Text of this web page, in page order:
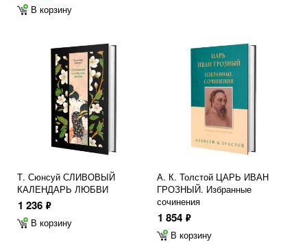
В корзину
Т. Сюнсуй СЛИВОВЫЙ
КАЛЕНДАРЬ ЛЮБВИ
1 236 ф
В корзину
А. К. Толстой ЦАРЬ ИВАН
ГРОЗНЫЙ. Избранные
сочинения
1 854 ф
В корзину